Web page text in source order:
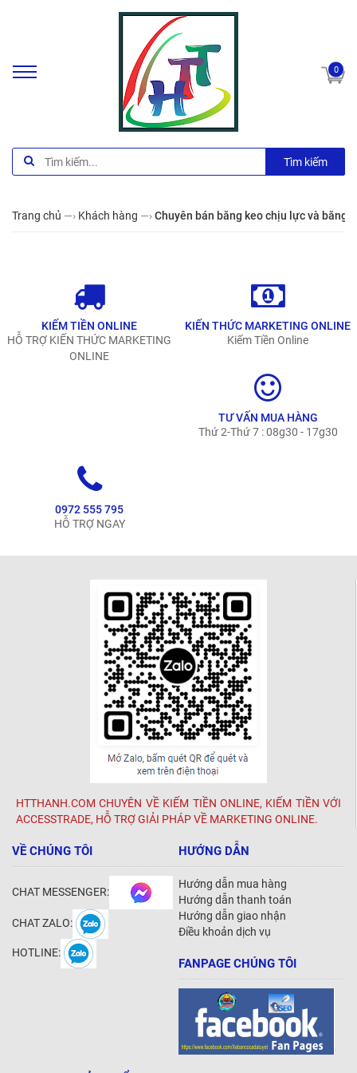
0
Tìm kiếm
Trang chủ —› Khách hàng —›Chuyên bán băng keo chịu lực và băng
KIẾM TIỀN ONLINE
HỖ TRỢ KIẾN THỨC MARKETING
ONLINE
KIẾN THỨC MARKETING ONLINE
Kiếm Tiền Online
TƯ VẤN MUA HÀNG
Thứ 2-Thứ 7 : 08g30 - 17g30
0972 555 795
HỖ TRỢ NGAY
HTTHANH.COM CHUYÊN VỀ KIẾM TIỀN ONLINE, KIẾM TIỀN VỚI
ACCESSTRADE, HỖ TRỢ GIẢI PHÁP VỀ MARKETING ONLINE.
VỀ CHÚNG TÔI
CHAT MESSENGER:
CHAT ZALO:
HOTLINE:
HƯỚNG DẪN
Hướng dẫn mua hàng
Hướng dẫn thanh toán
Hướng dẫn giao nhận
Điều khoản dịch vụ
FANPAGE CHÚNG TÔI